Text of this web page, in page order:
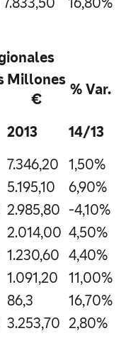
Millones
€
% Var.
2013
14/13
7.346,20 1,50%
5.195,10
6,90%
2.985,80 -4,10%
2.014,00 4,50%
1.230,60 4,40%
1.091,20
11,00%
86,3
16,70%
3.253,70 2,80%